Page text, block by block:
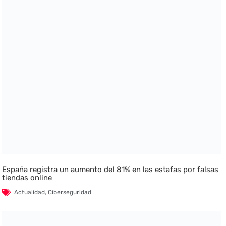
España registra un aumento del 81% en las estafas por falsas
tiendas online
Actualidad,Ciberseguridad